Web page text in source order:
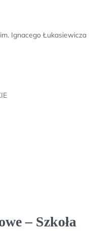
Ignacego Łukasiewicza
– Szkoła